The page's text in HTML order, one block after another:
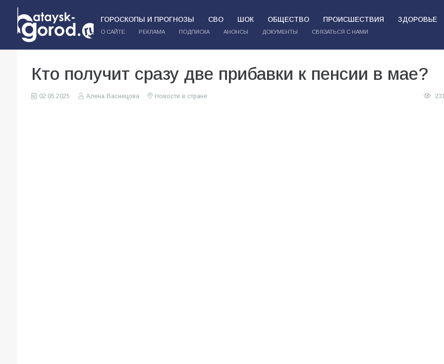
ГОРОСКОПЫ И ПРОГНОЗЫ СВО ШОК ОБЩЕСТВО ПРОИСШЕСТВИЯ ЗДОРОВЬЕ
О САЙТЕ РЕКЛАМА ПОДПИСКА АНОНСЫ ДОКУМЕНТЫ СВЯЗАТЬСЯ С НАМИ
Кто получит сразу две прибавки к пенсии в мае?
02.05.2025 Алена Васнецова Новости в стране